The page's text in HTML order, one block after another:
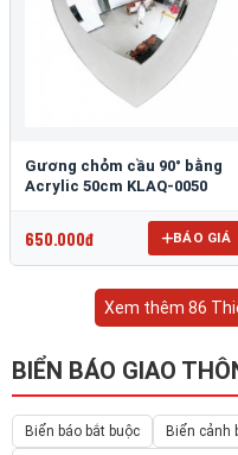
Gương chỏm cầu 90° bằng
Acrylic 50cm KLAQ-0050
650.000đ BÁO GIÁ
Xem thêm 86
BIỂN BÁO GIAO
Biển báo bắt buộc
Biển cảnh